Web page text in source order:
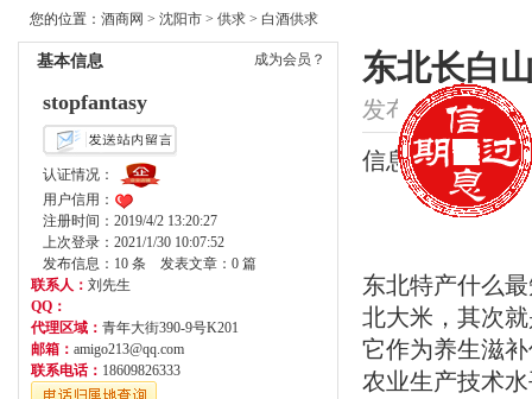
您的位置： 酒商网 > 沈阳市 > 供求 > 白酒供求
成为会员？
基本信息
stopfantasy
认证情况：
用户信用：
注册时间：2019/4/2 13:20:27
上次登录：2021/1/30 10:07:52
发布信息：10 条 发表文章：0 篇
联系人： 刘先生
QQ：
代理区域： 青年大街390-9号K201
邮箱： amigo213@qq.com
联系电话： 18609826333
东北长白
发布时间：
信息类型：供应
东北特产什么
北大米，其次
它作为养生滋
农业生产技术